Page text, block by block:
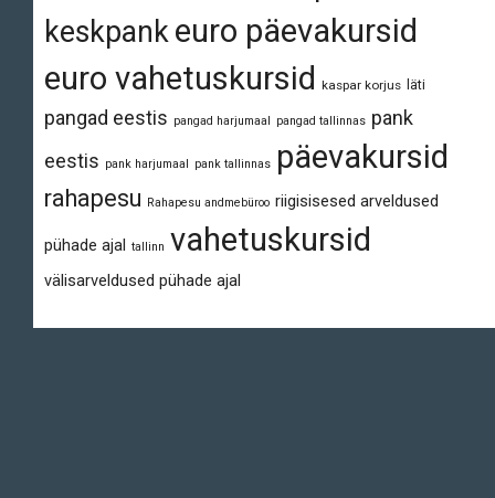
keskpankeuro päevakursid
euro vahetuskursid
kaspar korjus läti
pangad eestis pangad harjumaal pangad tallinnas pank
eestis pank harjumaal pank tallinnas päevakursid
rahapesu Rahapesu andmebüroo riigisisesed arveldused
pühade ajal tallinn vahetuskursid
välisarveldused pühade ajal